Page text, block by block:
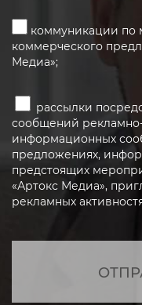
коммуникации по
коммерческого
Медиа»;
рассылки
сообщений
информационных
предложениях,
предстоящих
«Артокс Медиа»,
рекламных